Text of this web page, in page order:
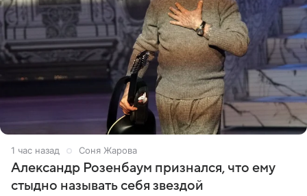
1 час назад Соня Жарова
Александр Розенбаум признался, что ему
стыдно называть себя звездой